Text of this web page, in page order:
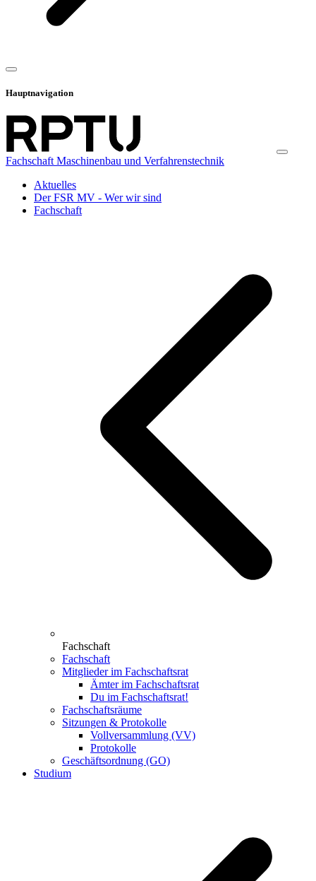
Hauptnavigation
Fachschaft Maschinenbau und Verfahrenstechnik
Aktuelles
Der FSR MV - Wer wir sind
Fachschaft
Fachschaft
Fachschaft
Mitglieder im Fachschaftsrat
Ämter im Fachschaftsrat
Du im Fachschaftsrat!
Fachschaftsräume
Sitzungen & Protokolle
Vollversammlung (VV)
Protokolle
Geschäftsordnung (GO)
Studium